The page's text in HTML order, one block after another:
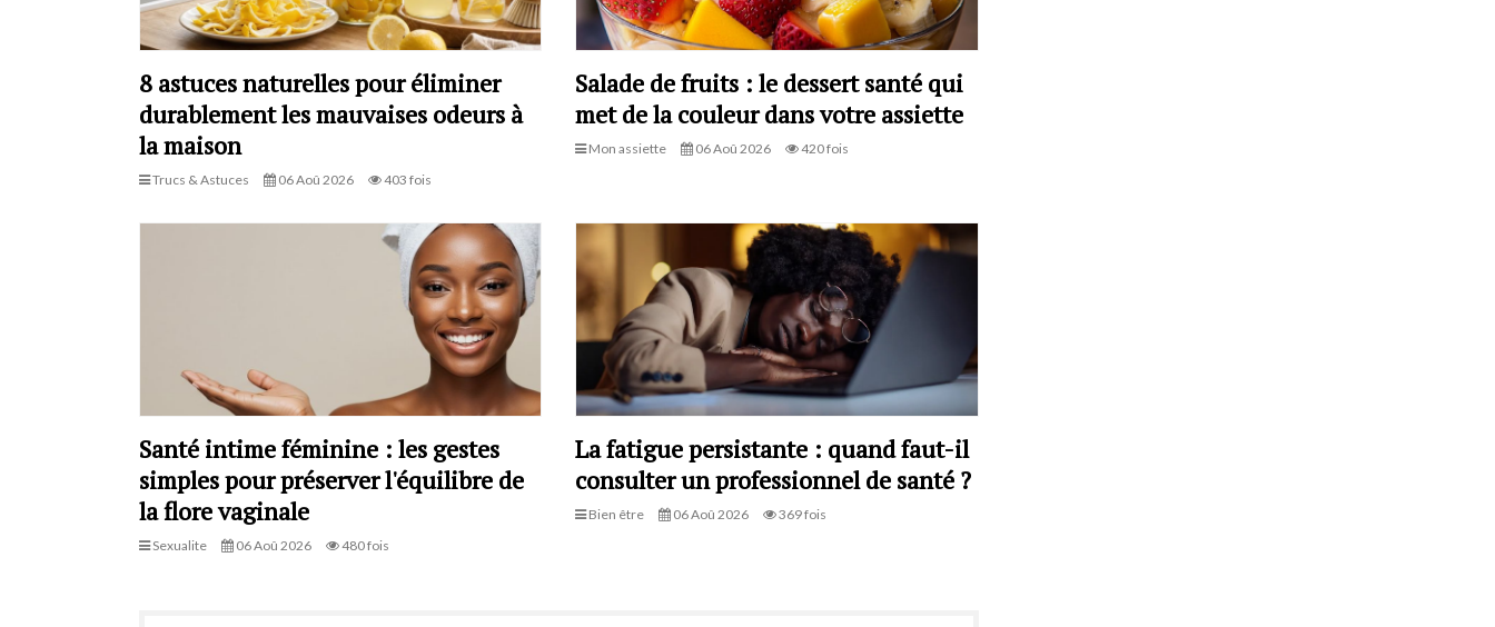
8 astuces naturelles pour éliminer
durablement les mauvaises odeurs à
la maison
Trucs & Astuces 06 Aoû 2026 403 fois
Salade de fruits : le dessert santé qui
met de la couleur dans votre assiette
Mon assiette 06 Aoû 2026 420 fois
Santé intime féminine : les gestes
simples pour préserver l'équilibre de
la flore vaginale
Sexualite 06 Aoû 2026 480 fois
La fatigue persistante : quand faut-il
consulter un professionnel de santé ?
Bien être 06 Aoû 2026 369 fois